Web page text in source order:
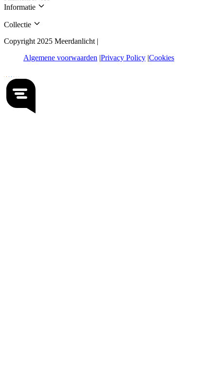
Informatie
Collectie
Copyright 2025 Meerdanlicht |
Algemene voorwaarden Privacy Policy Cookies